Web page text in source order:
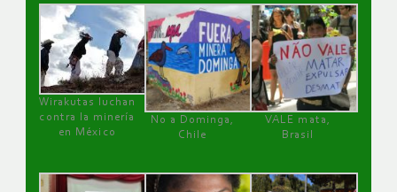
Wirakutas luchan
contra la minería
en México
No a Dominga,
Chile
VALE mata,
Brasil